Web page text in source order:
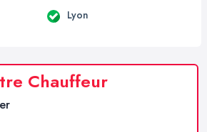
Lyon
Chauffeur